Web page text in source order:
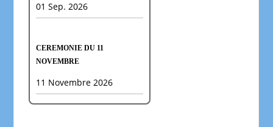
01 Sep. 2026
CEREMONIE DU 11
NOVEMBRE
11 Novembre 2026